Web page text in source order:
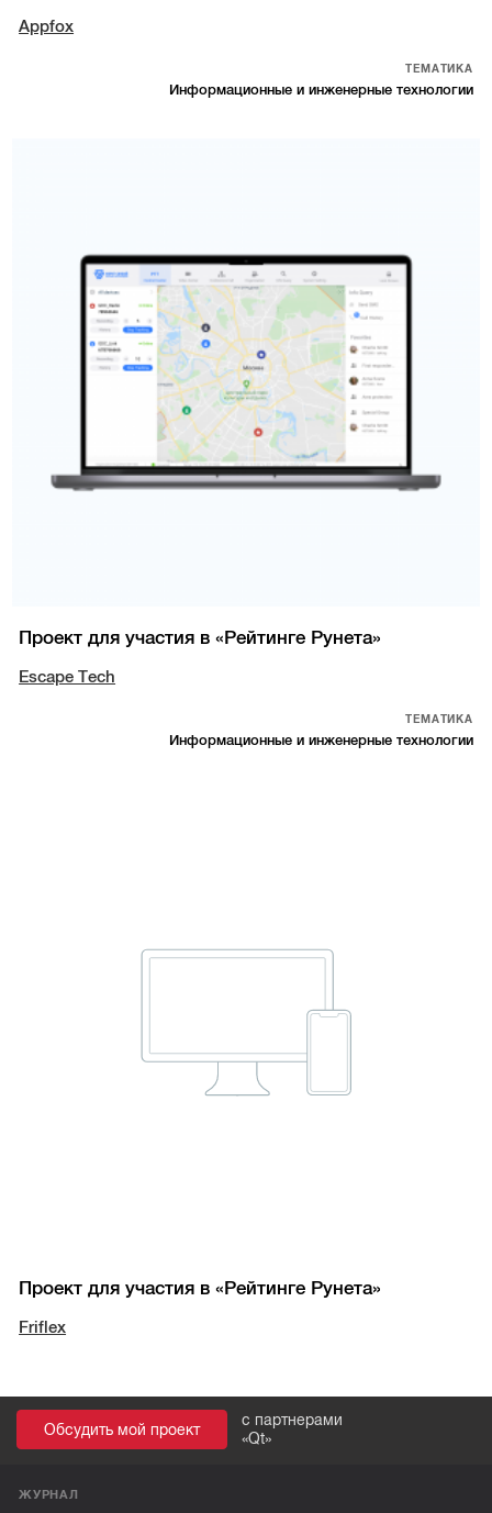
Appfox
ТЕМАТИКА
Информационные и инженерные технологии
Проект для участия в «Рейтинге Рунета»
Escape Tech
ТЕМАТИКА
Информационные и инженерные технологии
Проект для участия в «Рейтинге Рунета»
Friflex
Обсудить мой проект
с партнерами
«Qt»
ЖУРНАЛ